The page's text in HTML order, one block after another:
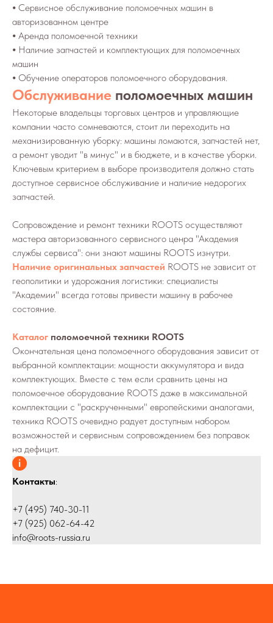
⦁ Сервисное обслуживание поломоечных машин в
авторизованном центре
⦁ Аренда поломоечной техники
⦁ Наличие запчастей и комплектующих для поломоечных
машин
⦁ Обучение операторов поломоечного оборудования.
Обслуживание поломоечных машин
Некоторые владельцы торговых центров и управляющие
компании часто сомневаются, стоит ли переходить на
механизированную уборку: машины ломаются, запчастей нет,
а ремонт уводит "в минус" и в бюджете, и в качестве уборки.
Ключевым критерием в выборе производителя должно стать
доступное сервисное обслуживание и наличие недорогих
запчастей.
Сопровождение и ремонт техники ROOTS осуществляют
мастера авторизованного сервисного ценра "Академия
службы сервиса": они знают машины ROOTS изнутри.
Наличие оригинальных запчастей ROOTS не зависит от
геополитики и удорожания логистики: специалисты
"Академии" всегда готовы привести машину в рабочее
состояние.
Каталог поломоечной техники ROOTS
Окончательная цена поломоечного оборудования зависит от
выбранной комплектации: мощности аккумулятора и вида
комплектующих. Вместе с тем если сравнить цены на
поломоечное оборудование ROOTS даже в максимальной
комплектации с "раскрученными" европейскими аналогами,
техника ROOTS очевидно радует доступным набором
возможностей и сервисным сопровождением без поправок
на дефицит.
Контакты:
+7 (495) 740-30-11
+7 (925) 062-64-42
info@roots-russia.ru